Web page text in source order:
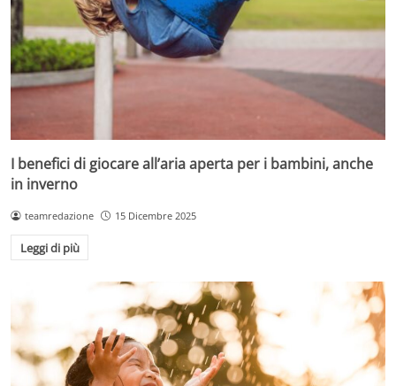
I benefici di giocare all’aria aperta per i bambini, anche
in inverno
teamredazione 15 Dicembre 2025
Leggi di più